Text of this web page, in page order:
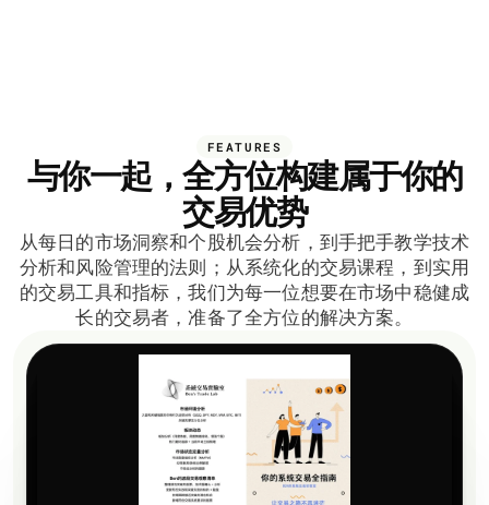
FEATURES
与你一起，全方位构建属于你的
交易优势
从每日的市场洞察和个股机会分析，到手把手教学技术
分析和风险管理的法则；从系统化的交易课程，到实用
的交易工具和指标，我们为每一位想要在市场中稳健成
长的交易者，准备了全方位的解决方案。